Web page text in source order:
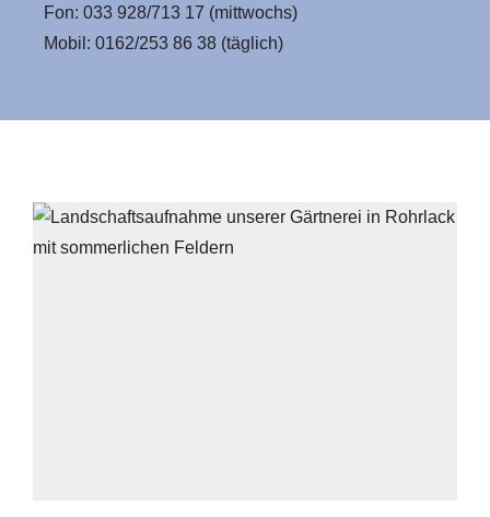
Fon: 033 928/713 17 (mittwochs)
Mobil: 0162/253 86 38 (täglich)